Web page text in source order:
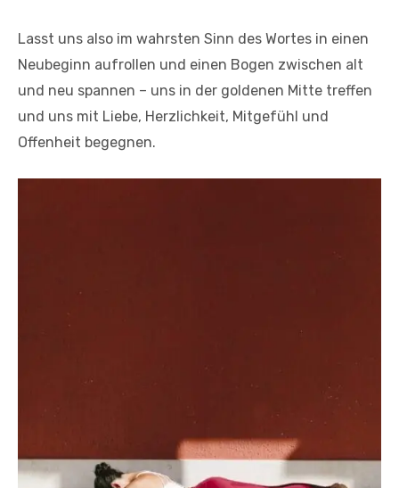
Lasst uns also im wahrsten Sinn des Wortes in einen
Neubeginn aufrollen und einen Bogen zwischen alt
und neu spannen – uns in der goldenen Mitte treffen
und uns mit Liebe, Herzlichkeit, Mitgefühl und
Offenheit begegnen.